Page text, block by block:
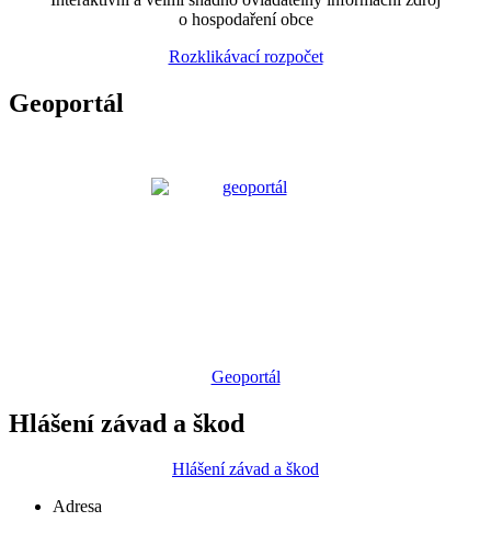
o hospodaření obce
Rozklikávací rozpočet
Geoportál
Geoportál
Hlášení závad a škod
Hlášení závad a škod
Adresa